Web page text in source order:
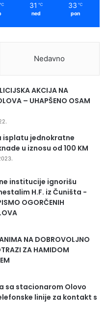
℃ 31 ℃
ned
33 ℃
pon
Nedavno
AKCIJA NA
– UHAPŠENO OSAM
isplatu jednokratne
u iznosu od 100 KM
institucije ignorišu
H.F. iz Čuništa -
OGORČENIH
NA DOBROVOLJNO
ZA HAMIDOM
sa stacionarom Olovo
linije za kontakt s